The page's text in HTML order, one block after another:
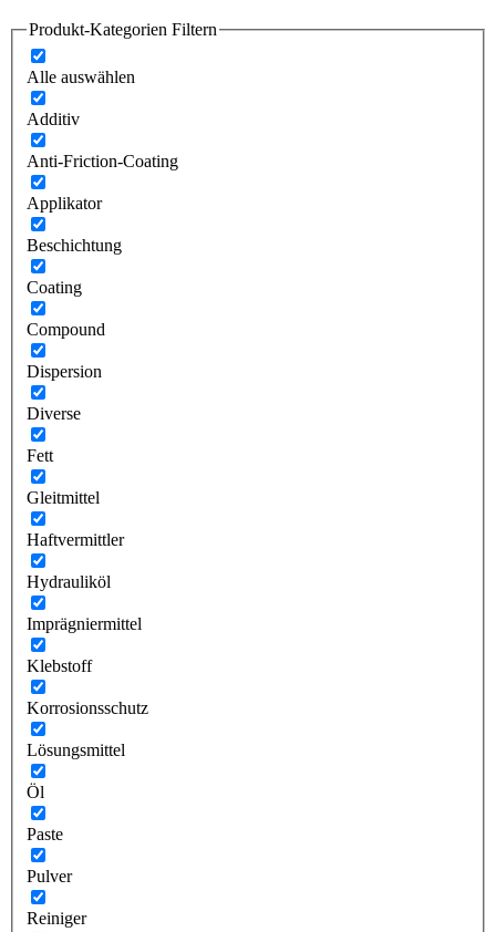
Produkt-Kategorien Filtern
Alle auswählen
Additiv
Anti-Friction-Coating
Applikator
Beschichtung
Coating
Compound
Dispersion
Diverse
Fett
Gleitmittel
Haftvermittler
Hydrauliköl
Imprägniermittel
Klebstoff
Korrosionsschutz
Lösungsmittel
Öl
Paste
Pulver
Reiniger